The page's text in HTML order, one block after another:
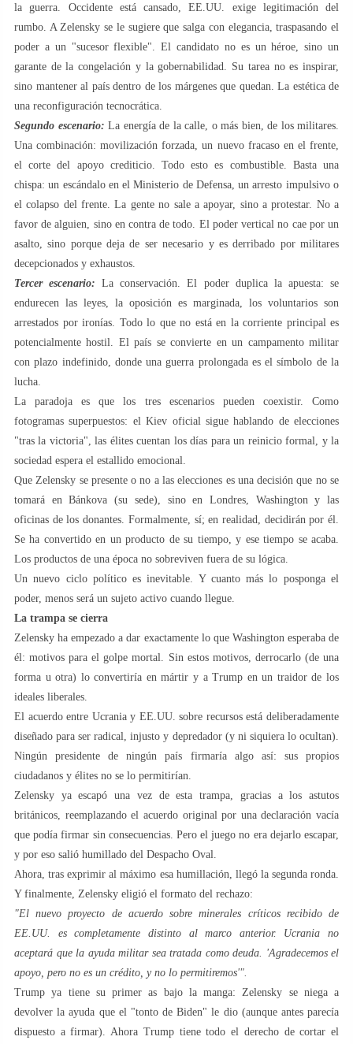
la guerra. Occidente está cansado, EE.UU. exige legitimación del
rumbo. A Zelensky se le sugiere que salga con elegancia, traspasando el
poder a un "sucesor flexible". El candidato no es un héroe, sino un
garante de la congelación y la gobernabilidad. Su tarea no es inspirar,
sino mantener al país dentro de los márgenes que quedan. La estética de
una reconfiguración tecnocrática.
Segundo escenario: La energía de la calle, o más bien, de los militares.
Una combinación: movilización forzada, un nuevo fracaso en el frente,
el corte del apoyo crediticio. Todo esto es combustible. Basta una
chispa: un escándalo en el Ministerio de Defensa, un arresto impulsivo o
el colapso del frente. La gente no sale a apoyar, sino a protestar. No a
favor de alguien, sino en contra de todo. El poder vertical no cae por un
asalto, sino porque deja de ser necesario y es derribado por militares
decepcionados y exhaustos.
Tercer escenario: La conservación. El poder duplica la apuesta: se
endurecen las leyes, la oposición es marginada, los voluntarios son
arrestados por ironías. Todo lo que no está en la corriente principal es
potencialmente hostil. El país se convierte en un campamento militar
con plazo indefinido, donde una guerra prolongada es el símbolo de la
lucha.
La paradoja es que los tres escenarios pueden coexistir. Como
fotogramas superpuestos: el Kiev oficial sigue hablando de elecciones
"tras la victoria", las élites cuentan los días para un reinicio formal, y la
sociedad espera el estallido emocional.
Que Zelensky se presente o no a las elecciones es una decisión que no se
tomará en Bánkova (su sede), sino en Londres, Washington y las
oficinas de los donantes. Formalmente, sí; en realidad, decidirán por él.
Se ha convertido en un producto de su tiempo, y ese tiempo se acaba.
Los productos de una época no sobreviven fuera de su lógica.
Un nuevo ciclo político es inevitable. Y cuanto más lo posponga el
poder, menos será un sujeto activo cuando llegue.
La trampa se cierra
Zelensky ha empezado a dar exactamente lo que Washington esperaba de
él: motivos para el golpe mortal. Sin estos motivos, derrocarlo (de una
forma u otra) lo convertiría en mártir y a Trump en un traidor de los
ideales liberales.
El acuerdo entre Ucrania y EE.UU. sobre recursos está deliberadamente
diseñado para ser radical, injusto y depredador (y ni siquiera lo ocultan).
Ningún presidente de ningún país firmaría algo así: sus propios
ciudadanos y élites no se lo permitirían.
Zelensky ya escapó una vez de esta trampa, gracias a los astutos
británicos, reemplazando el acuerdo original por una declaración vacía
que podía firmar sin consecuencias. Pero el juego no era dejarlo escapar,
y por eso salió humillado del Despacho Oval.
Ahora, tras exprimir al máximo esa humillación, llegó la segunda ronda.
Y finalmente, Zelensky eligió el formato del rechazo:
"El nuevo proyecto de acuerdo sobre minerales críticos recibido de
EE.UU. es completamente distinto al marco anterior. Ucrania no
aceptará que la ayuda militar sea tratada como deuda. 'Agradecemos el
apoyo, pero no es un crédito, y no lo permitiremos'".
Trump ya tiene su primer as bajo la manga: Zelensky se niega a
devolver la ayuda que el "tonto de Biden" le dio (aunque antes parecía
dispuesto a firmar). Ahora Trump tiene todo el derecho de cortar el